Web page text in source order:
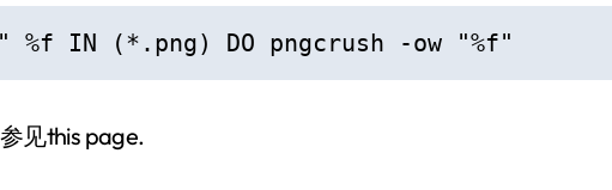
%f IN (*.png) DO pngcrush -ow "%f"
见this page.